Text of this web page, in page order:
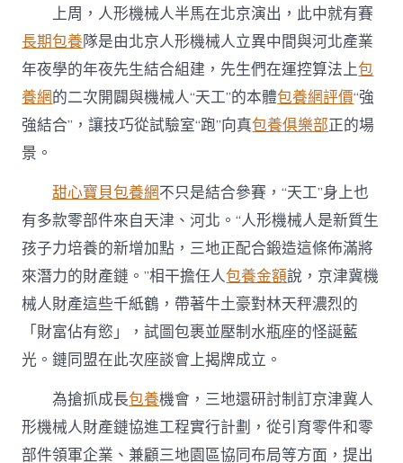
上周，人形機械人半馬在北京演出，此中就有賽
長期包養隊是由北京人形機械人立異中間與河北產業
年夜學的年夜先生結合組建，先生們在運控算法上包
養網的二次開闢與機械人“天工”的本體包養網評價“強
強結合”，讓技巧從試驗室“跑”向真包養俱樂部正的場
景。
甜心寶貝包養網不只是結合參賽，“天工”身上也
有多款零部件來自天津、河北。“人形機械人是新質生
孩子力培養的新增加點，三地正配合鍛造這條佈滿將
來潛力的財產鏈。”相干擔任人包養金額說，京津冀機
械人財產這些千紙鶴，帶著牛土豪對林天秤濃烈的
「財富佔有慾」，試圖包裹並壓制水瓶座的怪誕藍
光。鏈同盟在此次座談會上揭牌成立。
為搶抓成長包養機會，三地還研討制訂京津冀人
形機械人財產鏈協進工程實行計劃，從引育零件和零
部件領軍企業、兼顧三地園區協同布局等方面，提出